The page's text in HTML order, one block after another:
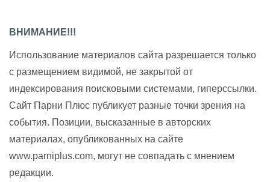
ВНИМАНИЕ!!!
Использование материалов сайта разрешается только
с размещением видимой, не закрытой от
индексирования поисковыми системами, гиперссылки.
Сайт Парни Плюс публикует разные точки зрения на
события. Позиции, высказанные в авторских
материалах, опубликованных на сайте
www.parniplus.com, могут не совпадать с мнением
редакции.